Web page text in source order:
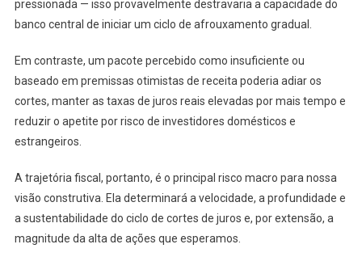
pressionada — isso provavelmente destravaria a capacidade do
banco central de iniciar um ciclo de afrouxamento gradual.
Em contraste, um pacote percebido como insuficiente ou
baseado em premissas otimistas de receita poderia adiar os
cortes, manter as taxas de juros reais elevadas por mais tempo e
reduzir o apetite por risco de investidores domésticos e
estrangeiros.
A trajetória fiscal, portanto, é o principal risco macro para nossa
visão construtiva. Ela determinará a velocidade, a profundidade e
a sustentabilidade do ciclo de cortes de juros e, por extensão, a
magnitude da alta de ações que esperamos.